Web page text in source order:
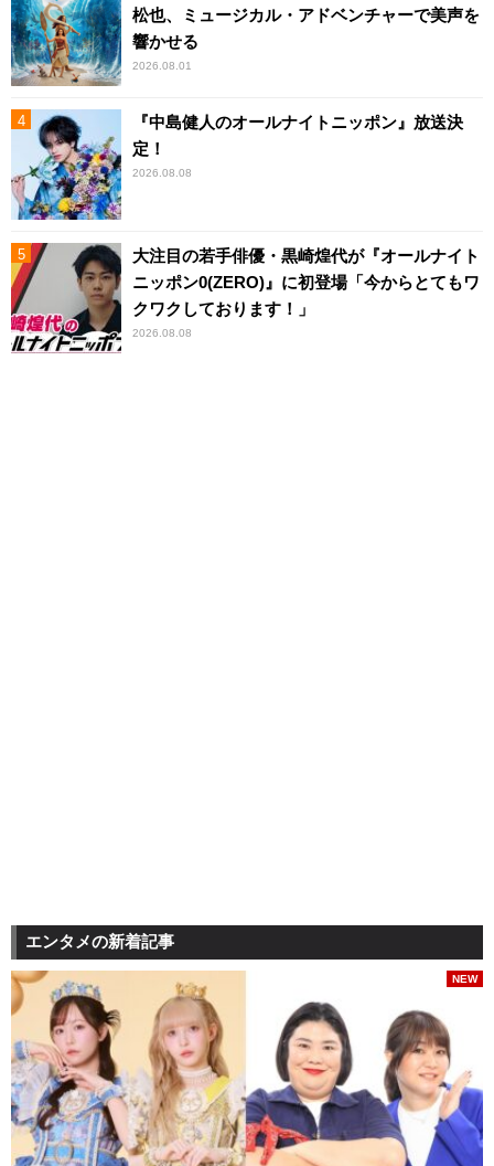
松也、ミュージカル・アドベンチャーで美声を
響かせる
2026.08.01
『中島健人のオールナイトニッポン』放送決
定！
2026.08.08
大注目の若手俳優・黒崎煌代が『オールナイト
ニッポン0(ZERO)』に初登場「今からとてもワ
クワクしております！」
2026.08.08
エンタメの新着記事
NEW